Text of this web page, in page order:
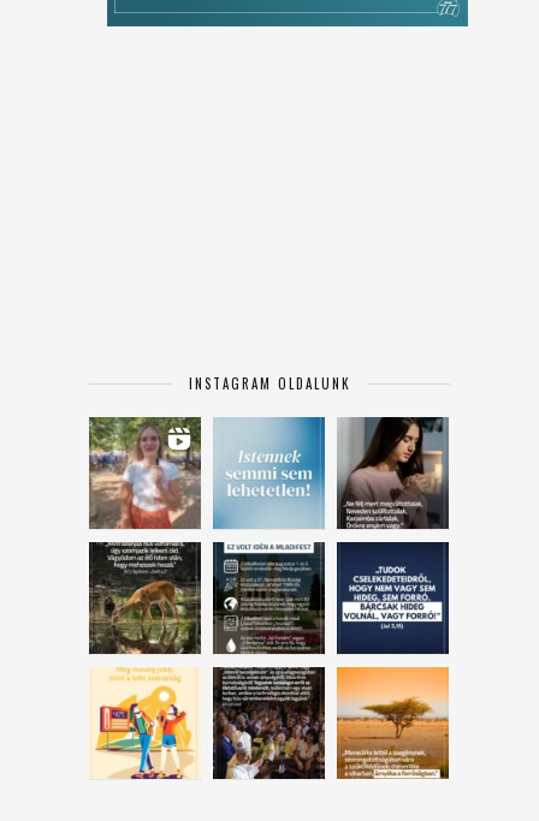
INSTAGRAM OLDALUNK